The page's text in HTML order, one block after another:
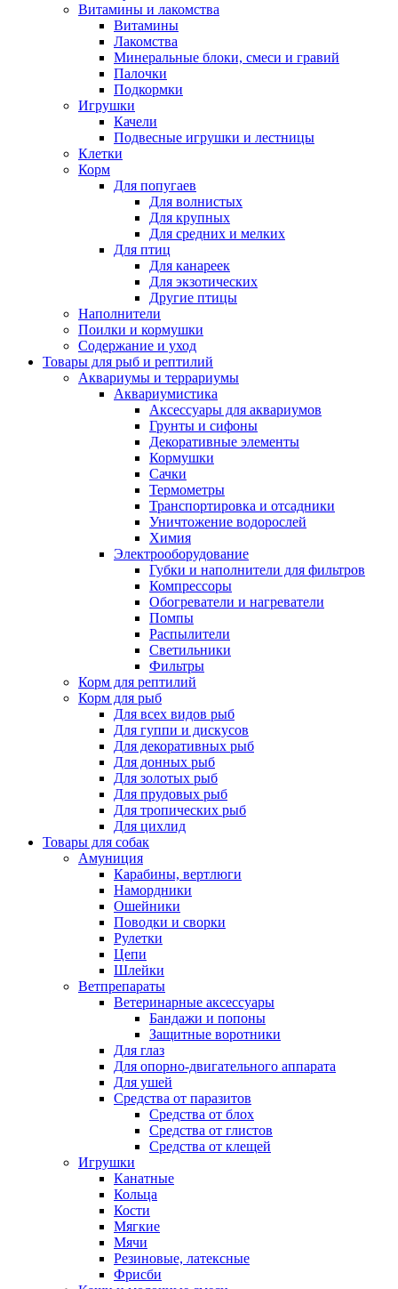
Витамины и лакомства
Витамины
Лакомства
Минеральные блоки, смеси и гравий
Палочки
Подкормки
Игрушки
Качели
Подвесные игрушки и лестницы
Клетки
Корм
Для попугаев
Для волнистых
Для крупных
Для средних и мелких
Для птиц
Для канареек
Для экзотических
Другие птицы
Наполнители
Поилки и кормушки
Содержание и уход
Товары для рыб и рептилий
Аквариумы и террариумы
Аквариумистика
Аксессуары для аквариумов
Грунты и сифоны
Декоративные элементы
Кормушки
Сачки
Термометры
Транспортировка и отсадники
Уничтожение водорослей
Химия
Электрооборудование
Губки и наполнители для фильтров
Компрессоры
Обогреватели и нагреватели
Помпы
Распылители
Светильники
Фильтры
Корм для рептилий
Корм для рыб
Для всех видов рыб
Для гуппи и дискусов
Для декоративных рыб
Для донных рыб
Для золотых рыб
Для прудовых рыб
Для тропических рыб
Для цихлид
Товары для собак
Амуниция
Карабины, вертлюги
Намордники
Ошейники
Поводки и сворки
Рулетки
Цепи
Шлейки
Ветпрепараты
Ветеринарные аксессуары
Бандажи и попоны
Защитные воротники
Для глаз
Для опорно-двигательного аппарата
Для ушей
Средства от паразитов
Средства от блох
Средства от глистов
Средства от клещей
Игрушки
Канатные
Кольца
Кости
Мягкие
Мячи
Резиновые, латексные
Фрисби